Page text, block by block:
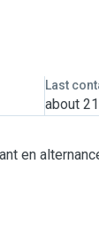
Last
about
en